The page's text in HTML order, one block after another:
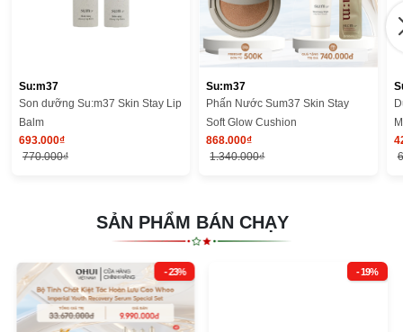
Su:m37
Son dưỡng Su:m37 Skin Stay Lip
Balm
693.000₫
770.000₫
Su:m37
Phấn Nước Sum37 Skin Stay
Soft Glow Cushion
868.000₫
1.340.000₫
SẢN PHẨM BÁN CHẠY
- 23% - 19%